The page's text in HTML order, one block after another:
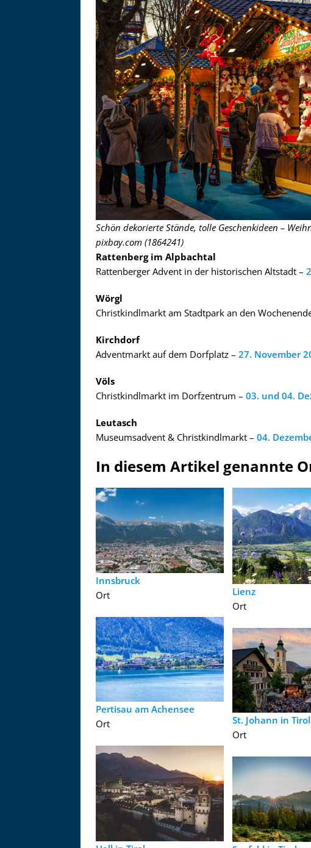
Schön dekorierte Stände, tolle Geschenkideen –
pixbay.com (1864241)
Rattenberg im Alpbachtal
Rattenberger Advent in der historischen Altstadt –
Wörgl
Christkindlmarkt am Stadtpark an den
Kirchdorf
Adventmarkt auf dem Dorfplatz – 27. November
Völs
Christkindlmarkt im Dorfzentrum – 03. und 04.
Leutasch
Museumsadvent & Christkindlmarkt – 04.
In diesem Artikel genannte
Innsbruck
Ort
Pertisau am Achensee
Ort
Lienz
Ort
St. Johann in Tirol
Ort